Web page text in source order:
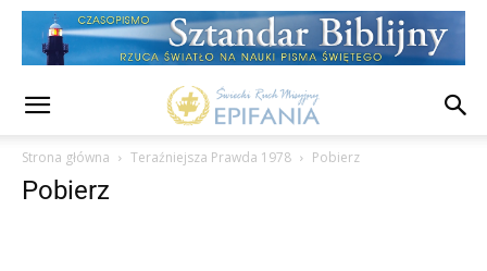
Strona główna Teraźniejsza Prawda 1978 Pobierz
Pobierz